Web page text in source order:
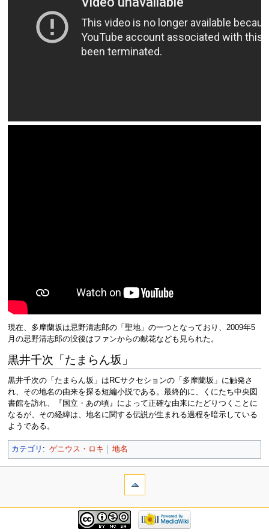
現在、多摩蘭坂は忌野清志郎の「聖地」の一つとなっており、2009年5
月の忌野清志郎の没後はファンからの献花なども見られた。
黒井千次「たまらん坂」
黒井千次の「たまらん坂」はRCサクセションの「多摩蘭坂」に触発さ
れ、その地名の由来を探る短編小説である。最終的に、くにたち中央図
書館を訪れ、『国立・あの頃』によって正確な由来にたどりつくことに
なるが、その経緯は、地名に関する伝説が生まれる過程を暗示している
ようである。
カテゴリ : ゲニウス・ロキ 地名